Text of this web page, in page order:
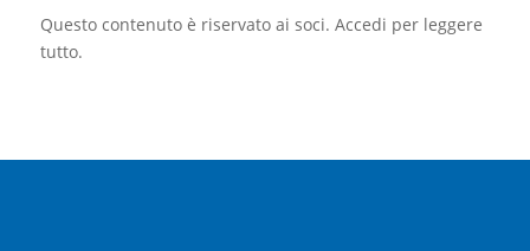
Questo contenuto è riservato ai soci. Accedi per leggere
tutto.